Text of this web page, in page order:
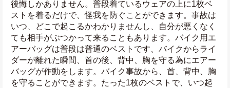
後悔しかありません。普段着ているウェアの上に1枚ベ
ストを着るだけで、怪我を防ぐことができます。事故は
いつ、どこで起こるかわかりませんし、自分が悪くなく
ても相手がぶつかって来ることもあります。バイク用エ
アーバッグは普段は普通のベストです、バイクからライ
ダーが離れた瞬間、首の後、背中、胸を守る為にエアー
バッグが作動をします。バイク事故から、首、背中、胸
を守ることができます。たった1枚のベストで、いつ起